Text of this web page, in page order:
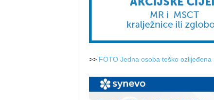
>> FOTO Jedna osoba teško